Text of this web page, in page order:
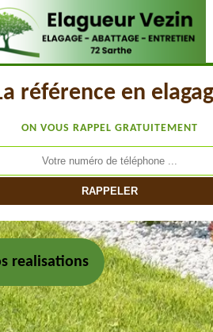
référence en
ON VOUS RAPPEL GRATUITEMENT
realisations